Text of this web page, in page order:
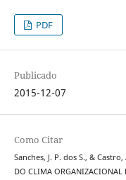
PDF
Publicado
2015-12-07
Como Citar
Sanches, J. P. dos S., & Castro,
DO CLIMA ORGANIZACIONAL